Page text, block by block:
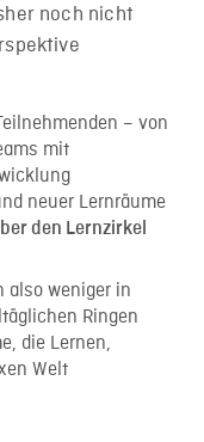
noch nicht
– von
mit
neuer Lernräume
den Lernzirkel
also weniger in
Ringen
die Lernen,
Welt